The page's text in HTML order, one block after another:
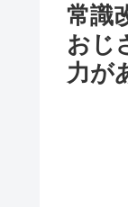
常識
おじ
力が